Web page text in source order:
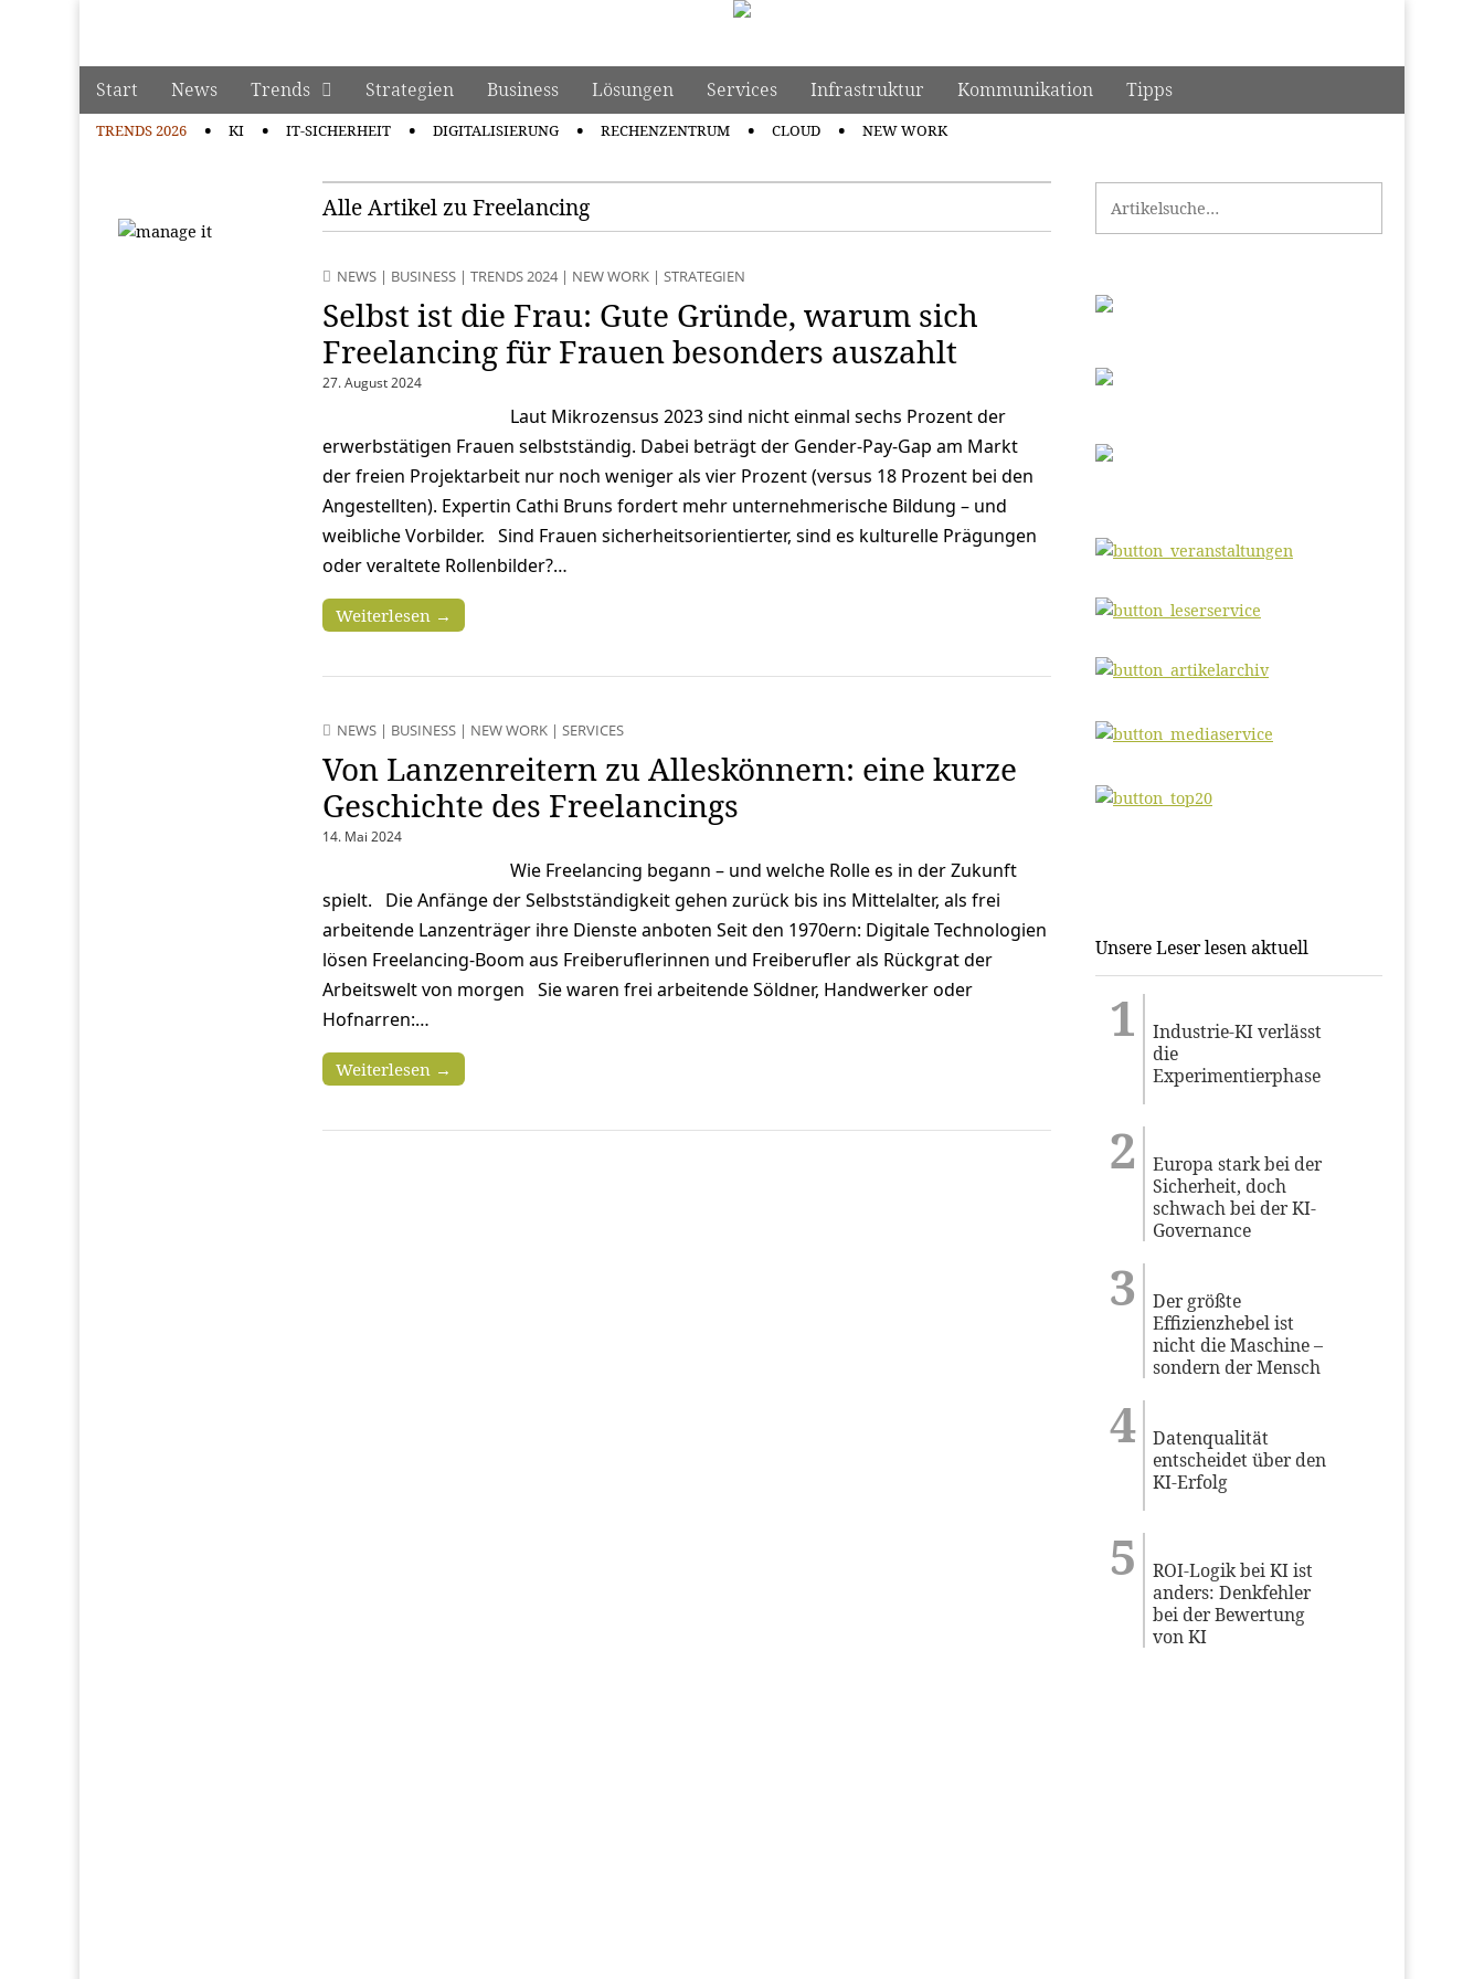
manage it
Main menu
Skip to content
Start News Trends Strategien Business Lösungen Services Infrastruktur Kommunikation Tipps
TRENDS 2026 KI IT-SICHERHEIT DIGITALISIERUNG RECHENZENTRUM CLOUD NEW WORK
Alle Artikel zu Freelancing
NEWS| BUSINESS| TRENDS 2024| NEW WORK| STRATEGIEN
Selbst ist die Frau: Gute Gründe, warum sich
Freelancing für Frauen besonders auszahlt
27. August 2024
Laut Mikrozensus 2023 sind nicht einmal sechs Prozent der
erwerbstätigen Frauen selbstständig. Dabei beträgt der Gender-Pay-Gap am Markt
der freien Projektarbeit nur noch weniger als vier Prozent (versus 18 Prozent bei den
Angestellten). Expertin Cathi Bruns fordert mehr unternehmerische Bildung – und
weibliche Vorbilder. Sind Frauen sicherheitsorientierter, sind es kulturelle Prägungen
oder veraltete Rollenbilder?…
Weiterlesen →
NEWS| BUSINESS| NEW WORK| SERVICES
Von Lanzenreitern zu Alleskönnern: eine kurze
Geschichte des Freelancings
14. Mai 2024
Wie Freelancing begann – und welche Rolle es in der Zukunft
spielt. Die Anfänge der Selbstständigkeit gehen zurück bis ins Mittelalter, als frei
arbeitende Lanzenträger ihre Dienste anboten Seit den 1970ern: Digitale Technologien
lösen Freelancing-Boom aus Freiberuflerinnen und Freiberufler als Rückgrat der
Arbeitswelt von morgen Sie waren frei arbeitende Söldner, Handwerker oder
Hofnarren:…
Weiterlesen →
Unsere Leser lesen aktuell
Industrie-KI verlässt
die
Experimentierphase
Europa stark bei der
Sicherheit, doch
schwach bei der KI-
Governance
Der größte
Effizienzhebel ist
nicht die Maschine –
sondern der Mensch
Datenqualität
entscheidet über den
KI-Erfolg
ROI-Logik bei KI ist
anders: Denkfehler
bei der Bewertung
von KI